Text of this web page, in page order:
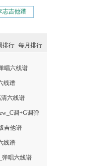
志吉他谱
排行 每月排行
唱六线谱
线谱
六线谱
调+G调弹
吉他谱
线谱
弹唱六线谱